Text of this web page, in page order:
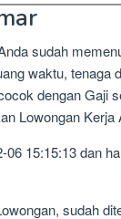
sudah
waktu, tenaga
dengan Gaji
Lowongan Kerja
15:15:13 dan
sudah